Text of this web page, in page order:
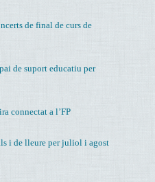
de final de curs de
de suport educatiu per
connectat a l’FP
i de lleure per juliol i agost